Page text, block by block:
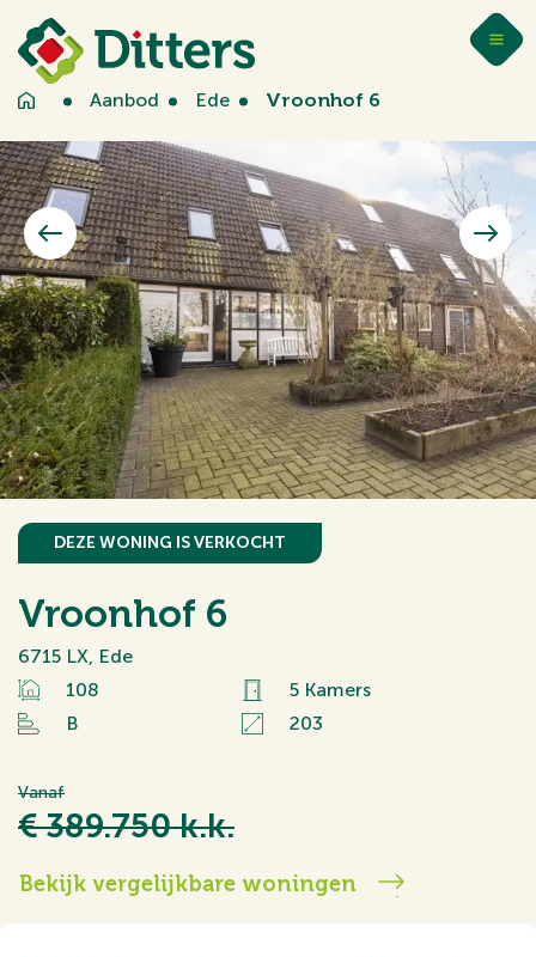
Aanbod Ede Vroonhof 6
DEZE WONING IS VERKOCHT
Vroonhof 6
6715 LX, Ede
108
5 Kamers
B
203
Vanaf
€ 389.750 k.k.
Bekijk vergelijkbare woningen